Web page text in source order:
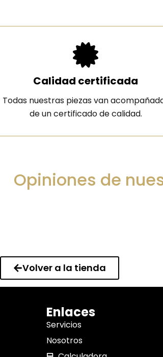
Calidad certificada
Todas nuestras piezas van
de un certificado de calidad.
Opiniones de
Volver a la tienda
Enlaces
Servicios
Nosotros